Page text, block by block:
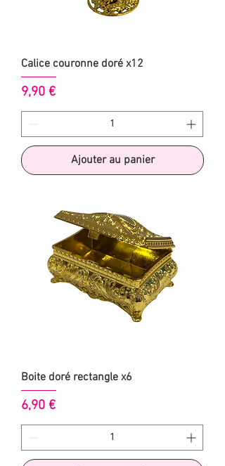
Calice couronne doré x12
Prix
9,90 €
Ajouter au panier
Boite doré rectangle x6
Prix
6,90 €